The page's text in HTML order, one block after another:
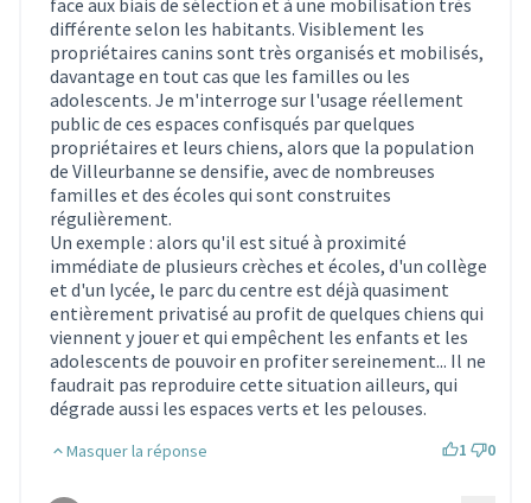
différente selon les habitants. Visiblement les
propriétaires canins sont très organisés et mobilisés,
davantage en tout cas que les familles ou les
adolescents. Je m'interroge sur l'usage réellement
public de ces espaces confisqués par quelques
propriétaires et leurs chiens, alors que la population
de Villeurbanne se densifie, avec de nombreuses
familles et des écoles qui sont construites
régulièrement.
Un exemple : alors qu'il est situé à proximité
immédiate de plusieurs crèches et écoles, d'un collège
et d'un lycée, le parc du centre est déjà quasiment
entièrement privatisé au profit de quelques chiens qui
viennent y jouer et qui empêchent les enfants et les
adolescents de pouvoir en profiter sereinement... Il ne
faudrait pas reproduire cette situation ailleurs, qui
dégrade aussi les espaces verts et les pelouses.
Masquer la réponse 1 0